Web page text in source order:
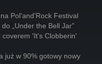
Pol'and'Rock Festival
„Under the Bell Jar”
coverem 'It's Clobberin'
już w 90% gotowy nowy